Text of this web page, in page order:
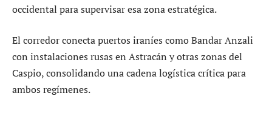
occidental para supervisar esa zona estratégica.
El corredor conecta puertos iraníes como Bandar Anzali
con instalaciones rusas en Astracán y otras zonas del
Caspio, consolidando una cadena logística crítica para
ambos regímenes.